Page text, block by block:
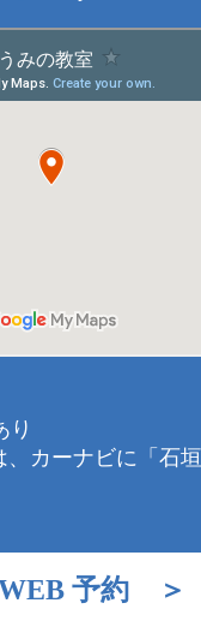
り
カーナビに「石
予約 ＞